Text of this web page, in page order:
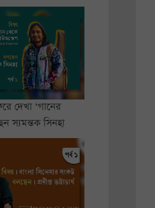
দেখা ‘গানের
স্যমন্তক সিনহা